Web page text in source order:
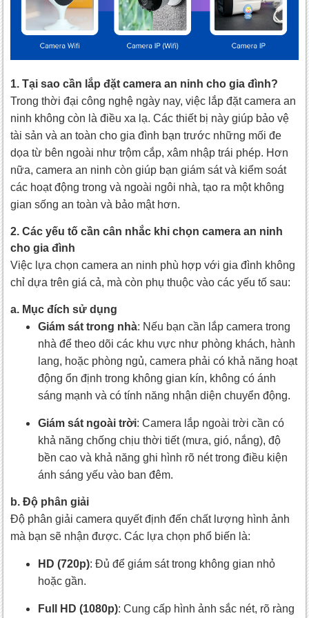
1. Tại sao cần lắp đặt camera an ninh cho gia đình?
Trong thời đại công nghệ ngày nay, việc lắp đặt camera an
ninh không còn là điều xa lạ. Các thiết bị này giúp bảo vệ
tài sản và an toàn cho gia đình bạn trước những mối đe
dọa từ bên ngoài như trộm cắp, xâm nhập trái phép. Hơn
nữa, camera an ninh còn giúp bạn giám sát và kiểm soát
các hoạt động trong và ngoài ngôi nhà, tạo ra một không
gian sống an toàn và bảo mật hơn.
2. Các yếu tố cần cân nhắc khi chọn camera an ninh
cho gia đình
Việc lựa chọn camera an ninh phù hợp với gia đình không
chỉ dựa trên giá cả, mà còn phụ thuộc vào các yếu tố sau:
a. Mục đích sử dụng
Giám sát trong nhà: Nếu bạn cần lắp camera trong
nhà để theo dõi các khu vực như phòng khách, hành
lang, hoặc phòng ngủ, camera phải có khả năng hoạt
động ổn định trong không gian kín, không có ánh
sáng mạnh và có tính năng nhận diện chuyển động.
Giám sát ngoài trời: Camera lắp ngoài trời cần có
khả năng chống chịu thời tiết (mưa, gió, nắng), độ
bền cao và khả năng ghi hình rõ nét trong điều kiện
ánh sáng yếu vào ban đêm.
b. Độ phân giải
Độ phân giải camera quyết định đến chất lượng hình ảnh
mà bạn sẽ nhận được. Các lựa chọn phổ biến là:
HD (720p): Đủ để giám sát trong không gian nhỏ
hoặc gần.
Full HD (1080p): Cung cấp hình ảnh sắc nét, rõ ràng